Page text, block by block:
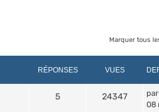
Marquer tous
RÉPONSES VUES
5 24347 par
08